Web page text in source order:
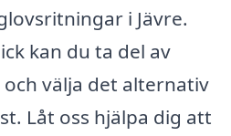
i Jävre.
kan du ta del av
välja det alternativ
Låt oss hjälpa dig att